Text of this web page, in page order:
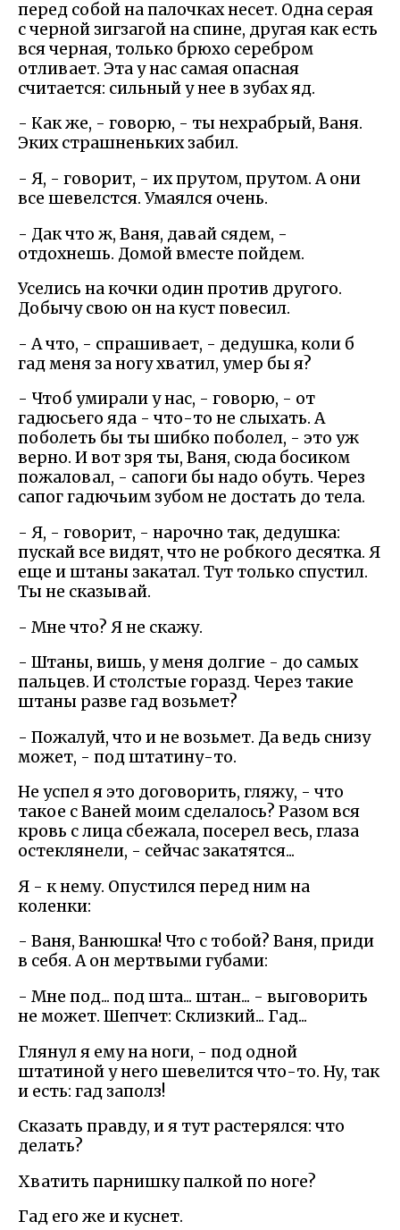
перед собой на палочках несет. Одна серая
с черной зигзагой на спине, другая как есть
вся черная, только брюхо серебром
отливает. Эта у нас самая опасная
считается: сильный у нее в зубах яд.
- Как же, - говорю, - ты нехрабрый, Ваня.
Эких страшненьких забил.
- Я, - говорит, - их прутом, прутом. А они
все шевелстся. Умаялся очень.
- Дак что ж, Ваня, давай сядем, -
отдохнешь. Домой вместе пойдем.
Уселись на кочки один против другого.
Добычу свою он на куст повесил.
- А что, - спрашивает, - дедушка, коли б
гад меня за ногу хватил, умер бы я?
- Чтоб умирали у нас, - говорю, - от
гадюсьего яда - что-то не слыхать. А
поболеть бы ты шибко поболел, - это уж
верно. И вот зря ты, Ваня, сюда босиком
пожаловал, - сапоги бы надо обуть. Через
сапог гадючьим зубом не достать до тела.
- Я, - говорит, - нарочно так, дедушка:
пускай все видят, что не робкого десятка. Я
еще и штаны закатал. Тут только спустил.
Ты не сказывай.
- Мне что? Я не скажу.
- Штаны, вишь, у меня долгие - до самых
пальцев. И столстые горазд. Через такие
штаны разве гад возьмет?
- Пожалуй, что и не возьмет. Да ведь снизу
может, - под штатину-то.
Не успел я это договорить, гляжу, - что
такое с Ваней моим сделалось? Разом вся
кровь с лица сбежала, посерел весь, глаза
остеклянели, - сейчас закатятся...
Я - к нему. Опустился перед ним на
коленки:
- Ваня, Ванюшка! Что с тобой? Ваня, приди
в себя. А он мертвыми губами:
- Мне под... под шта... штан... - выговорить
не может. Шепчет: Склизкий... Гад...
Глянул я ему на ноги, - под одной
штатиной у него шевелится что-то. Ну, так
и есть: гад заполз!
Сказать правду, и я тут растерялся: что
делать?
Хватить парнишку палкой по ноге?
Гад его же и куснет.